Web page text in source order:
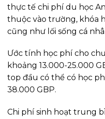
thực tế chi phí du học
thuộc vào trường, khóa
cũng như lối sống cá
Ước tính học phí cho
khoảng 13.000-25.000
top đầu có thể có học
38.000 GBP.
Chi phí sinh hoạt trung